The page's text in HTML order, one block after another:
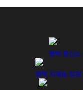
평택 흥신소
평택 지제동 탐